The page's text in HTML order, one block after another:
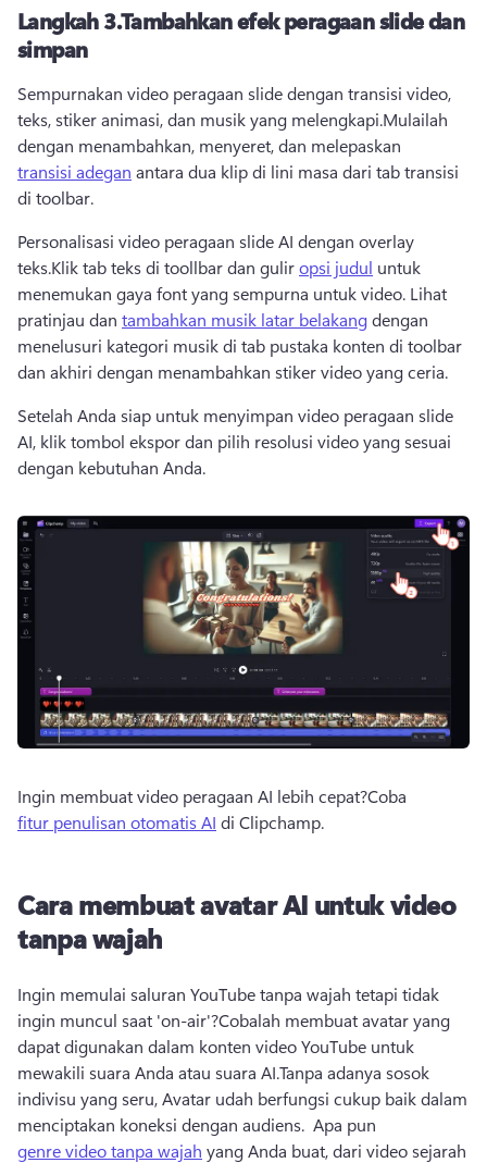
Langkah 3.Tambahkan efek peragaan slide dan
simpan
Sempurnakan video peragaan slide dengan transisi video,
teks, stiker animasi, dan musik yang melengkapi.Mulailah
dengan menambahkan, menyeret, dan melepaskan
transisi adegan antara dua klip di lini masa dari tab transisi
di toolbar.
Personalisasi video peragaan slide AI dengan overlay
teks.Klik tab teks di toollbar dan gulir opsi judul untuk
menemukan gaya font yang sempurna untuk video. Lihat
pratinjau dan tambahkan musik latar belakang dengan
menelusuri kategori musik di tab pustaka konten di toolbar
dan akhiri dengan menambahkan stiker video yang ceria.
Setelah Anda siap untuk menyimpan video peragaan slide
AI, klik tombol ekspor dan pilih resolusi video yang sesuai
dengan kebutuhan Anda.
Ingin membuat video peragaan AI lebih cepat?Coba
fitur penulisan otomatis AI di Clipchamp.
Cara membuat avatar AI untuk video
tanpa wajah
Ingin memulai saluran YouTube tanpa wajah tetapi tidak
ingin muncul saat 'on-air'?Cobalah membuat avatar yang
dapat digunakan dalam konten video YouTube untuk
mewakili suara Anda atau suara AI.Tanpa adanya sosok
indivisu yang seru, Avatar udah berfungsi cukup baik dalam
menciptakan koneksi dengan audiens. Apa pun
genre video tanpa wajah yang Anda buat, dari video sejarah